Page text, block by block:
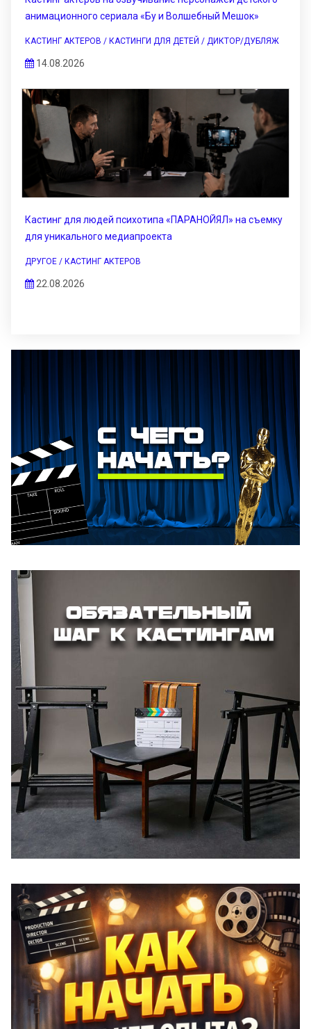
анимационного сериала «Бу и Волшебный Мешок»
КАСТИНГ АКТЕРОВ / КАСТИНГИ ДЛЯ ДЕТЕЙ / ДИКТОР/ДУБЛЯЖ
14.08.2026
Кастинг для людей психотипа «ПАРАНОЙЯЛ» на съемку
для уникального медиапроекта
ДРУГОЕ / КАСТИНГ АКТЕРОВ
22.08.2026